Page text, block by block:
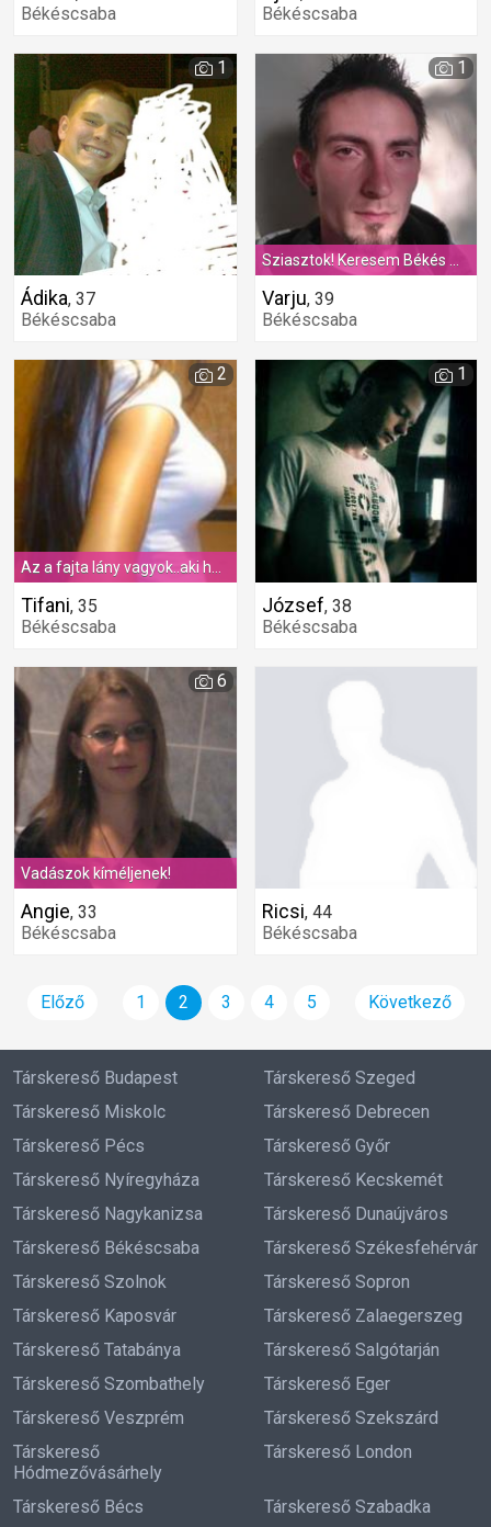
Békéscsaba
Békéscsaba
Ádika, 37
Békéscsaba
1
Varju, 39
Békéscsaba
1
Tifani, 35
Békéscsaba
2
József, 38
Békéscsaba
1
Vadászok kíméljenek!
Angie, 33
Békéscsaba
6
Ricsi, 44
Békéscsaba
Előző 1 2 3 4 5 Következő
Társkereső Budapest
Társkereső Szeged
Társkereső Miskolc
Társkereső Debrecen
Társkereső Pécs
Társkereső Győr
Társkereső Nyíregyháza
Társkereső Kecskemét
Társkereső Nagykanizsa
Társkereső Dunaújváros
Társkereső Békéscsaba
Társkereső Székesfehérvár
Társkereső Szolnok
Társkereső Sopron
Társkereső Kaposvár
Társkereső Zalaegerszeg
Társkereső Tatabánya
Társkereső Salgótarján
Társkereső Szombathely
Társkereső Eger
Társkereső Veszprém
Társkereső Szekszárd
Társkereső
Hódmezővásárhely
Társkereső London
Társkereső Bécs Társkereső Szabadka